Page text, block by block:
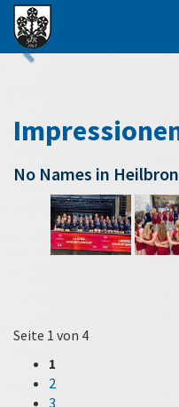
No Names in
Seite 1 von 4
1
2
3